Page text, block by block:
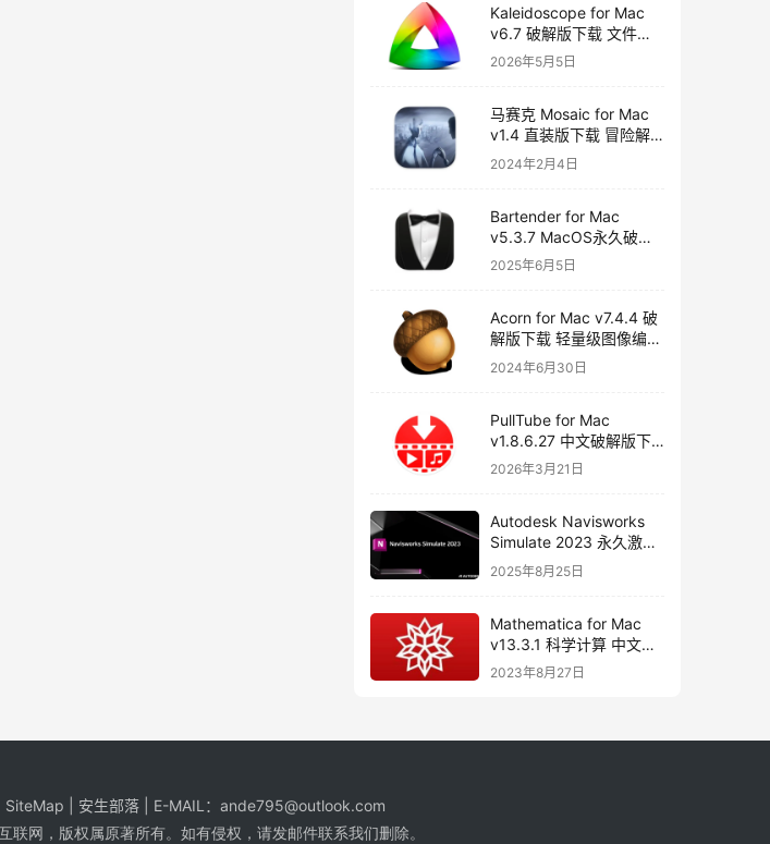
Kaleidoscope for Mac
v6.7 破解版下载 文件比
较工具
2026年5月5日
马赛克 Mosaic for Mac
v1.4 直装版下载 冒险解
谜游戏
2024年2月4日
Bartender for Mac
v5.3.7 MacOS永久破解
版下载
2025年6月5日
Acorn for Mac v7.4.4 破
解版下载 轻量级图像编辑
器
2024年6月30日
PullTube for Mac
v1.8.6.27 中文破解版下
载 视频下载工具
2026年3月21日
Autodesk Navisworks
Simulate 2023 永久激活
破解版下载
2025年8月25日
Mathematica for Mac
v13.3.1 科学计算 中文破
解版下载
2023年8月27日
SiteMap | 安生部落 | E-MAIL： ande795@outlook.com
联网，版权属原著所有。如有侵权，请发邮件联系我们删除。